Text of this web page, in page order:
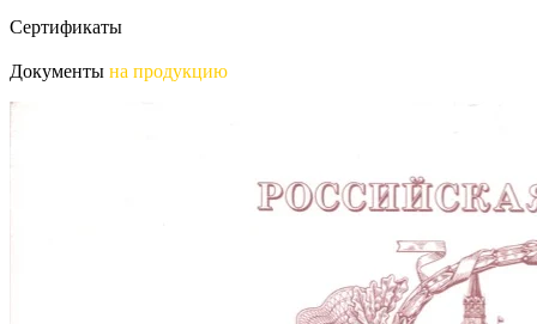
Сертификаты
Документы на продукцию